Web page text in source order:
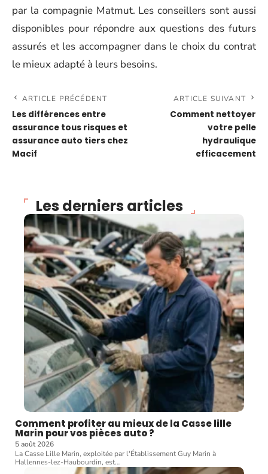
par la compagnie Matmut. Les conseillers sont aussi
disponibles pour répondre aux questions des futurs
assurés et les accompagner dans le choix du contrat
le mieux adapté à leurs besoins.
ARTICLE PRÉCÉDENT
Les différences entre
assurance tous risques et
assurance auto tiers chez
Macif
ARTICLE SUIVANT
Comment nettoyer
votre pelle
hydraulique
efficacement
Les derniers articles
Comment profiter au mieux de la Casse lille
Marin pour vos pièces auto ?
5 août 2026
La Casse Lille Marin, exploitée par l'Établissement Guy Marin à
Hallennes-lez-Haubourdin, est…